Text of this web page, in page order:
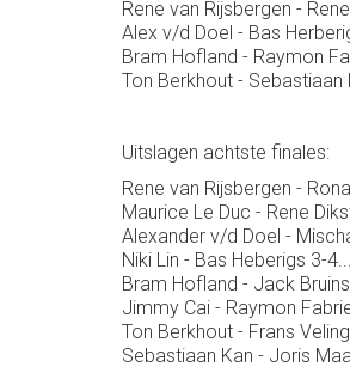
Rene van Rijsbergen -
Alex v/d Doel - Bas
Bram Hofland - Raymon
Ton Berkhout - Sebastiaan
Uitslagen achtste finales:
Rene van Rijsbergen -
Maurice Le Duc - Rene
Alexander v/d Doel -
Niki Lin - Bas Heberigs 3-4...
Bram Hofland - Jack
Jimmy Cai - Raymon
Ton Berkhout - Frans
Sebastiaan Kan - Joris